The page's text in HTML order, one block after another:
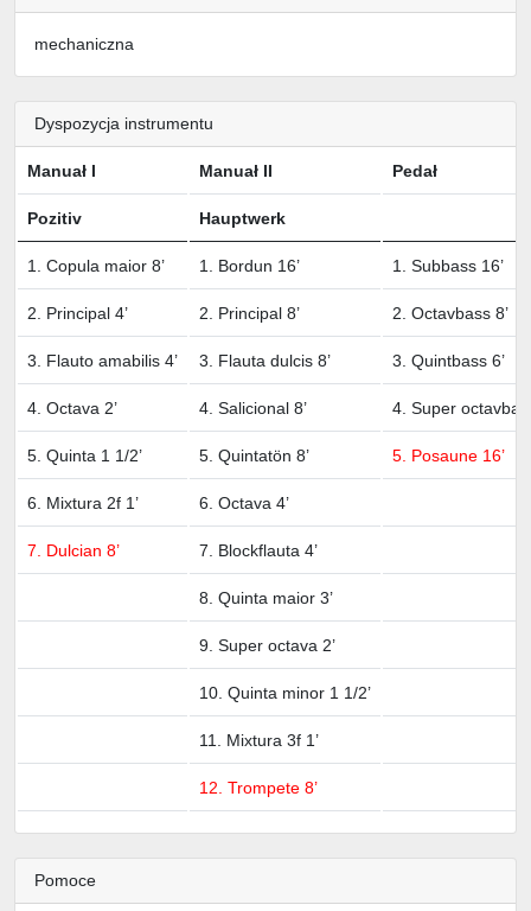
mechaniczna
Dyspozycja instrumentu
Manuał I Manuał II Pedał
Pozitiv Hauptwerk
1. Copula maior 8’ 1. Bordun 16’ 1. Subbass 16’
2. Principal 4’ 2. Principal 8’ 2. Octavbass 8’
3. Flauto amabilis 4’ 3. Flauta dulcis 8’ 3. Quintbass 6’
4. Octava 2’ 4. Salicional 8’ 4. Super
5. Quinta 1 1/2’ 5. Quintatön 8’ 5. Posaune 16’
6. Mixtura 2f 1’ 6. Octava 4’
7. Dulcian 8’ 7. Blockflauta 4’
8. Quinta maior 3’
9. Super octava 2’
10. Quinta minor 1 1/2’
11. Mixtura 3f 1’
12. Trompete 8’
Pomoce